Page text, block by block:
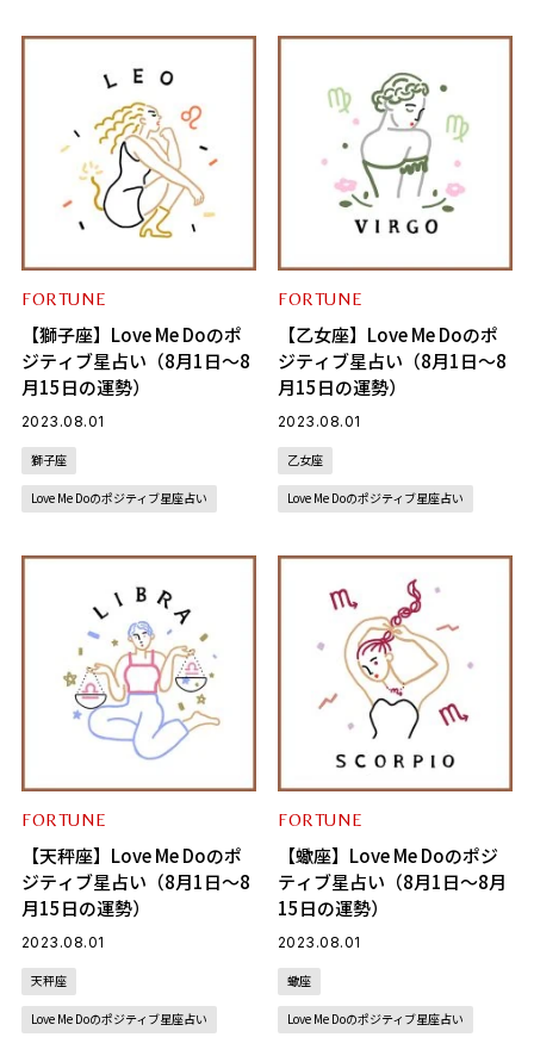
FORTUNE
【獅子座】Love Me Doのポ
ジティブ星占い（8月1日～8
月15日の運勢）
2023.08.01
獅子座
Love Me Doのポジティブ星座占い
FORTUNE
【乙女座】Love Me Doのポ
ジティブ星占い（8月1日～8
月15日の運勢）
2023.08.01
乙女座
Love Me Doのポジティブ星座占い
FORTUNE
【天秤座】Love Me Doのポ
ジティブ星占い（8月1日～8
月15日の運勢）
2023.08.01
天秤座
Love Me Doのポジティブ星座占い
FORTUNE
【蠍座】Love Me Doのポジ
ティブ星占い（8月1日～8月
15日の運勢）
2023.08.01
蠍座
Love Me Doのポジティブ星座占い